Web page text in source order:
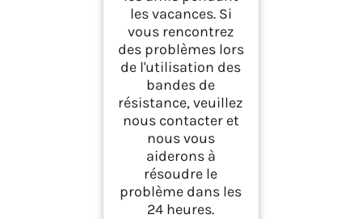
les vacances. Si
vous rencontrez
des problèmes lors
de l'utilisation des
bandes de
résistance, veuillez
nous contacter et
nous vous
aiderons à
résoudre le
problème dans les
24 heures.